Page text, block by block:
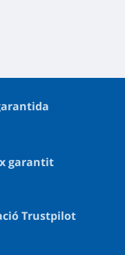
garantit
Trustpilot